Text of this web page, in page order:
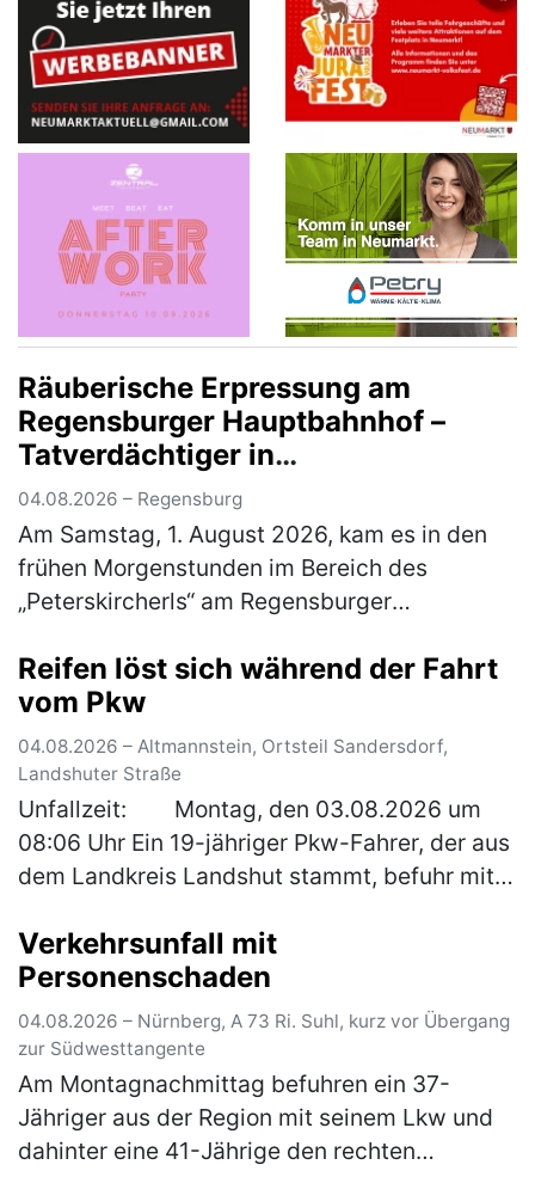
Räuberische Erpressung am
Regensburger Hauptbahnhof –
Tatverdächtiger in
Untersuchungshaft
04.08.2026 – Regensburg
Am Samstag, 1. August 2026, kam es in den
frühen Morgenstunden im Bereich des
„Peterskircherls“ am Regensburger
Erpressung zum Nachteil eines 38-jährigen
Mannes. Ein…
Reifen löst sich während der Fahrt
vom Pkw
04.08.2026 – Altmannstein, Ortsteil Sandersdorf,
Landshuter Straße
Unfallzeit: Montag, den 03.08.2026 um
08:06 Uhr Ein 19-jähriger Pkw-Fahrer, der aus
dem Landkreis Landshut stammt, befuhr mit
Sandersdorf von Mindelstetten …
Verkehrsunfall mit
Personenschaden
04.08.2026 – Nürnberg, A 73 Ri. Suhl, kurz vor Übergang
zur Südwesttangente
Am Montagnachmittag befuhren ein 37-
Jähriger aus der Region mit seinem Lkw und
dahinter eine 41-Jährige den rechten